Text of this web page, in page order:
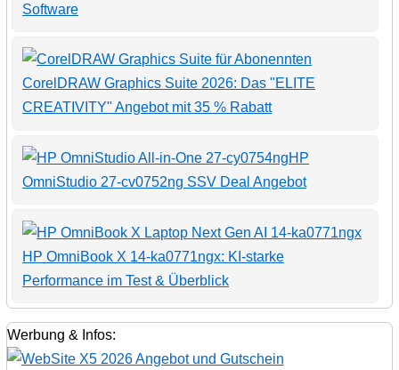
Software
CorelDRAW Graphics Suite 2026: Das "ELITE
CREATIVITY" Angebot mit 35 % Rabatt
HP
OmniStudio 27-cv0752ng SSV Deal Angebot
HP OmniBook X 14-ka0771ngx: KI-starke
Performance im Test & Überblick
Werbung & Infos: